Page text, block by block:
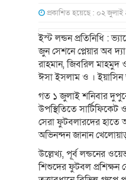
প্রকাশিত হয়েছে : ০২
ইস্ট লন্ডন প্রতিনিধি :
জুন সেশনে প্লেয়ার অব
রাহমান, জিবরিল
ঈসা ইসলাম ও । ইয়াসিন
গত ১ জুলাই শনিবার
উপস্থিতিতে
সেরা ফুটবলারদের হাতে
অভিনন্দন জানান
উল্লেখ্য, পূর্ব লন্ডনের
শিশুদের ফুটবল প্রশিক্ষন